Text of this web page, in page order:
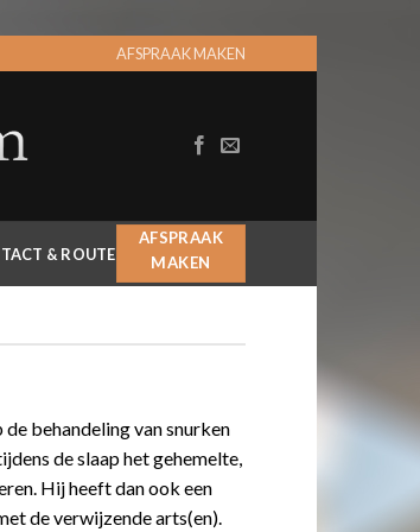
AFSPRAAK MAKEN
& ROUTE
AFSPRAAK
MAKEN
behandeling van snurken
de slaap het gehemelte,
Hij heeft dan ook een
de verwijzende arts(en).